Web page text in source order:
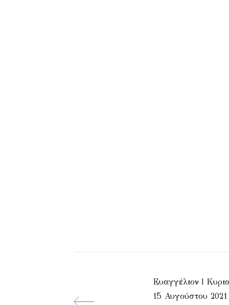
Ευαγγέλιον |
15 Αυγούστου 2021